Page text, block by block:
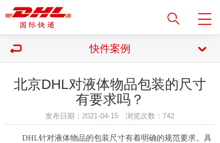
快件案例
北京DHL对液体物品包装的尺寸
有要求吗？
发布日期：2021-04-15 浏览次数：742
DHL针对液体物品的包装尺寸有着明确的规范要求。具